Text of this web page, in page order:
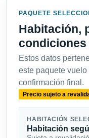
PAQUETE
Habitación,
Estos datos
este paquete
confirmación final.
Precio sujeto a
HABITACIÓN
Habitación